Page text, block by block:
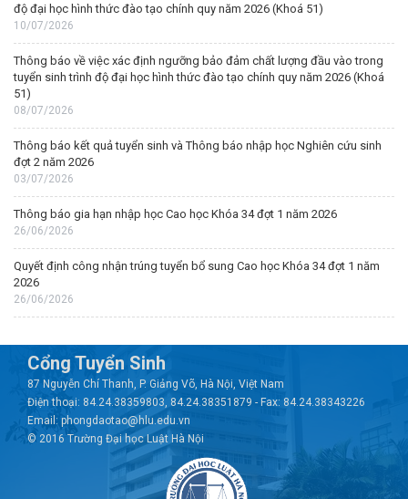
độ đại học hình thức đào tạo chính quy năm 2026 (Khoá 51)
10/07/2026
Thông báo về việc xác định ngưỡng bảo đảm chất lượng đầu vào trong
tuyển sinh trình độ đại học hình thức đào tạo chính quy năm 2026 (Khoá
51)
08/07/2026
Thông báo kết quả tuyển sinh và Thông báo nhập học Nghiên cứu sinh
đợt 2 năm 2026
03/07/2026
Thông báo gia hạn nhập học Cao học Khóa 34 đợt 1 năm 2026
26/06/2026
Quyết định công nhận trúng tuyển bổ sung Cao học Khóa 34 đợt 1 năm
2026
26/06/2026
Cổng Tuyển Sinh
87 Nguyễn Chí Thanh, P. Giảng Võ, Hà Nội, Việt Nam
Điện thoại: 84.24.38359803, 84.24.38351879 - Fax: 84.24.38343226
Email: phongdaotao@hlu.edu.vn
© 2016 Trường Đại học Luật Hà Nội